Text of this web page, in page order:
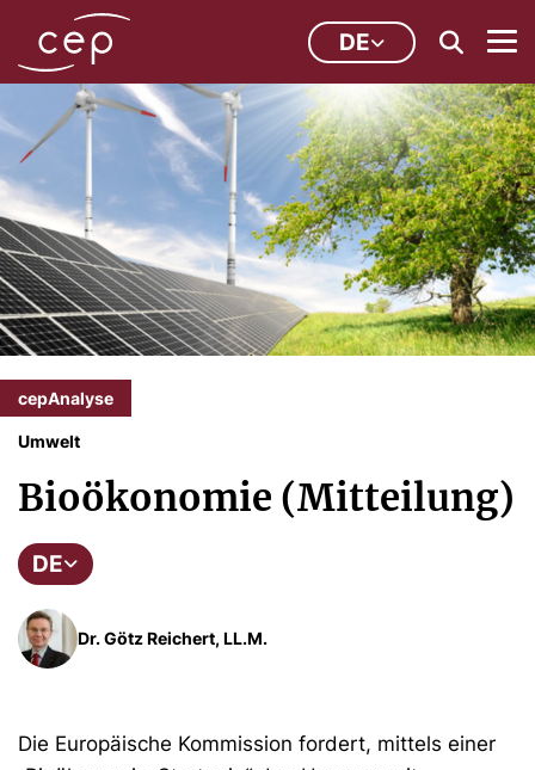
DE
cepAnalyse
Umwelt
Bioökonomie (Mitteilung)
DE
Dr. Götz Reichert, LL.M.
Die Europäische Kommission fordert, mittels einer